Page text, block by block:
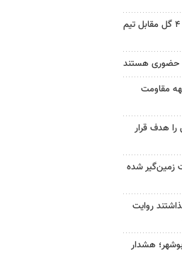
خیبر در آخرین دیدار تدارکاتی با ۴ گل مقابل تیم
حضوری هستند
مقاومت
هدف قرار
زمین‌گیر شده
روایت
هشدار